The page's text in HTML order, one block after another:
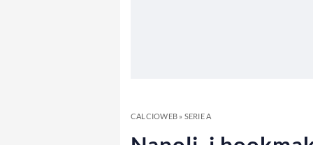
CALCIOWEB» SERIE A